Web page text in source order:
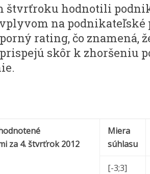
štvrťroku hodnotili
na podnikateľské
rating, čo znamená,
skôr k zhoršeniu
za 4. štvrťrok 2012
Miera
súhlasu
[-3;3]